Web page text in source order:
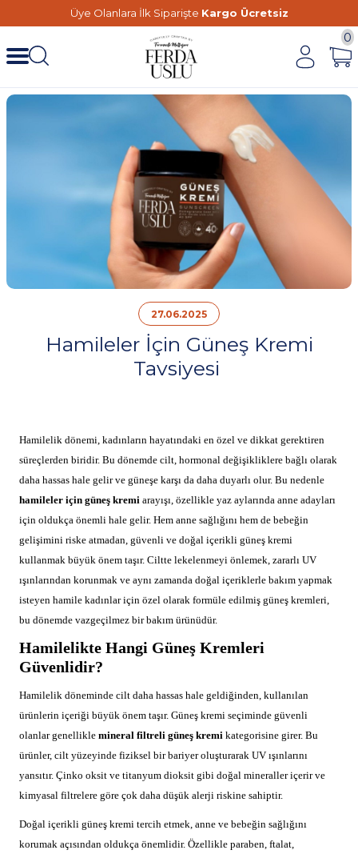
Üye Olanlara İlk Siparişte Kargo Ücretsiz
0
27.06.2025
Hamileler İçin Güneş Kremi
Tavsiyesi
Hamilelik dönemi, kadınların hayatındaki en özel ve dikkat gerektiren
süreçlerden biridir. Bu dönemde cilt, hormonal değişikliklere bağlı olarak
daha hassas hale gelir ve güneşe karşı da daha duyarlı olur. Bu nedenle
hamileler için güneş kremi arayışı, özellikle yaz aylarında anne adayları
için oldukça önemli hale gelir. Hem anne sağlığını hem de bebeğin
gelişimini riske atmadan, güvenli ve doğal içerikli güneş kremi
kullanmak büyük önem taşır. Ciltte lekelenmeyi önlemek, zararlı UV
ışınlarından korunmak ve aynı zamanda doğal içeriklerle bakım yapmak
isteyen hamile kadınlar için özel olarak formüle edilmiş güneş kremleri,
bu dönemde vazgeçilmez bir bakım ürünüdür.
Hamilelikte Hangi Güneş Kremleri
Güvenlidir?
Hamilelik döneminde cilt daha hassas hale geldiğinden, kullanılan
ürünlerin içeriği büyük önem taşır. Güneş kremi seçiminde güvenli
olanlar genellikle mineral filtreli güneş kremi kategorisine girer. Bu
ürünler, cilt yüzeyinde fiziksel bir bariyer oluşturarak UV ışınlarını
yansıtır. Çinko oksit ve titanyum dioksit gibi doğal mineraller içerir ve
kimyasal filtrelere göre çok daha düşük alerji riskine sahiptir.
Doğal içerikli güneş kremi tercih etmek, anne ve bebeğin sağlığını
korumak açısından oldukça önemlidir. Özellikle paraben, ftalat,